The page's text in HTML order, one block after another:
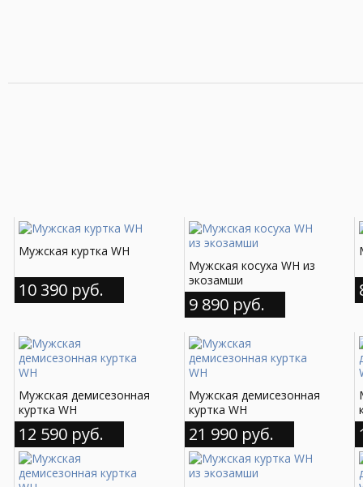
Мужская куртка WH
10 390 руб.
Мужская косуха WH из
экозамши
9 890 руб.
Мужская демисезонная
куртка WH
12 590 руб.
Мужская демисезонная
куртка WH
21 990 руб.